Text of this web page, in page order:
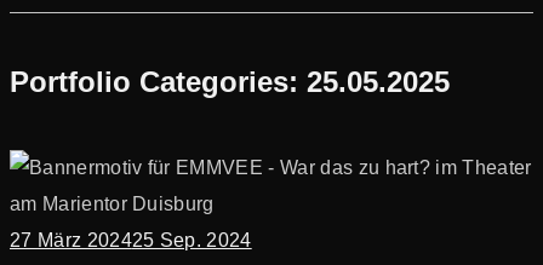
Portfolio Categories: 25.05.2025
27 März 202425 Sep. 2024